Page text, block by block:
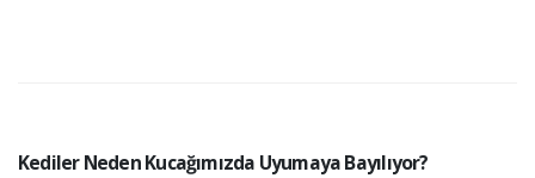
Kediler Neden Kucağımızda Uyumaya Bayılıyor?